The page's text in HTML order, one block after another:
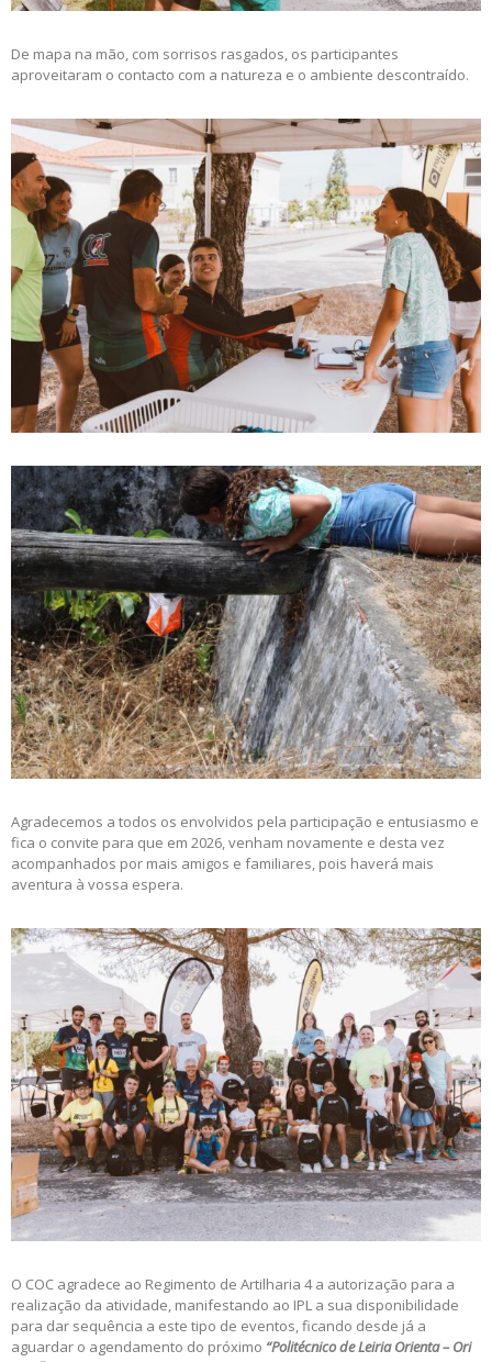
De mapa na mão, com sorrisos rasgados, os participantes
aproveitaram o contacto com a natureza e o ambiente descontraído.
Agradecemos a todos os envolvidos pela participação e entusiasmo e
fica o convite para que em 2026, venham novamente e desta vez
acompanhados por mais amigos e familiares, pois haverá mais
aventura à vossa espera.
O COC agradece ao Regimento de Artilharia 4 a autorização para a
realização da atividade, manifestando ao IPL a sua disponibilidade
para dar sequência a este tipo de eventos, ficando desde já a
aguardar o agendamento do próximo “Politécnico de Leiria Orienta – Ori